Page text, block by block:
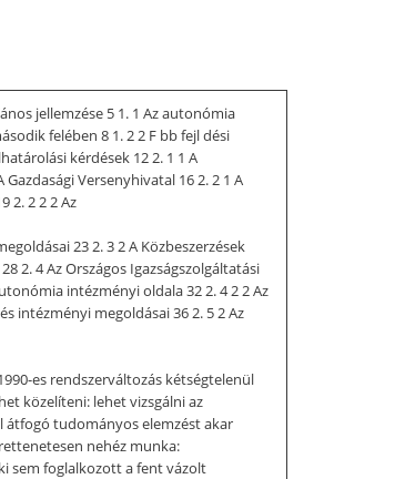
jellemzése 5 1. 1 Az autonómia
felében 8 1. 2 2 F bb fejl dési
kérdések 12 2. 1 1 A
Versenyhivatal 16 2. 2 1 A
2. 2 2 2 Az
23 2. 3 2 A Közbeszerzések
2. 4 Az Országos Igazságszolgáltatási
intézményi oldala 32 2. 4 2 2 Az
intézményi megoldásai 36 2. 5 2 Az
es rendszerváltozás kétségtelenül
közelíteni: lehet vizsgálni az
átfogó tudományos elemzést akar
nehéz munka:
sem foglalkozott a fent vázolt